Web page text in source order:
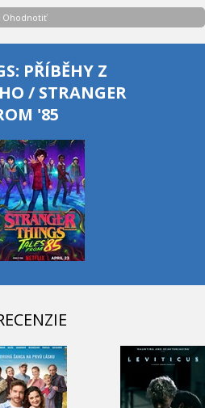
Ohodnotiť
PŘÍBĚHY Z
/ STRANGER
'85